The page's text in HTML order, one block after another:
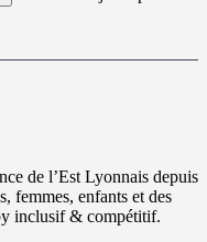
de l’Est Lyonnais depuis
femmes, enfants et des
inclusif & compétitif.